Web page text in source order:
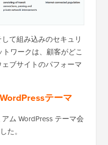
て組み込みのセキュリ
ワークは、顧客がどこ
ブサイトのパフォーマ
テーマ
ム WordPress テーマ会
た。